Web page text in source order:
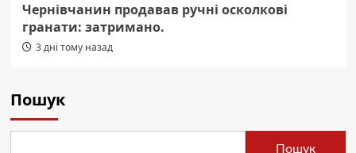
Чернівчанин продавав ручні осколкові
гранати: затримано.
3 дні тому назад
Пошук
Пошук